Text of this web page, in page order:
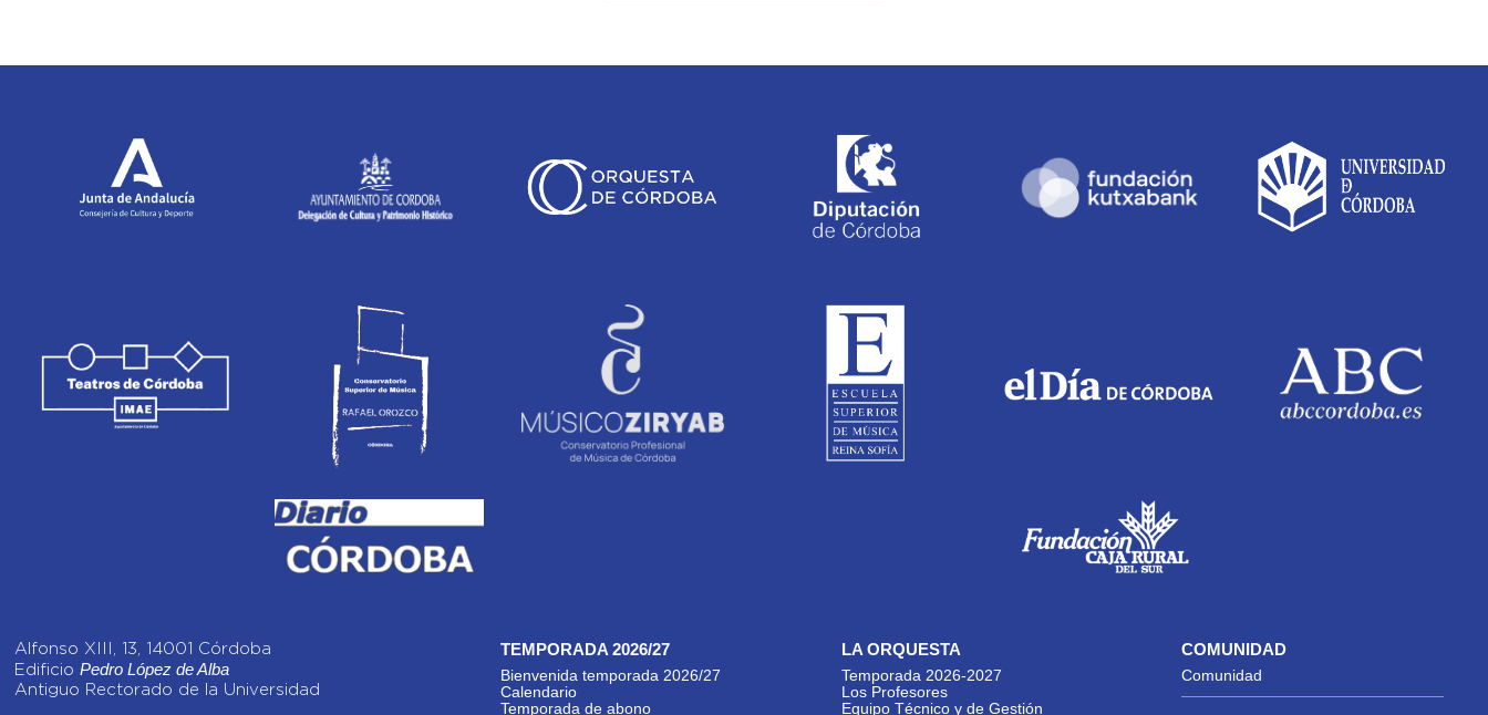
Alfonso XIII, 13, 14001 Córdoba
Edificio Pedro López de Alba
Antiguo Rectorado de la Universidad
TEMPORADA 2026/27
Bienvenida temporada 2026/27
Calendario
Temporada de abono
LA ORQUESTA
Temporada 2026-2027
Los Profesores
Equipo Técnico y de Gestión
COMUNIDAD
Comunidad